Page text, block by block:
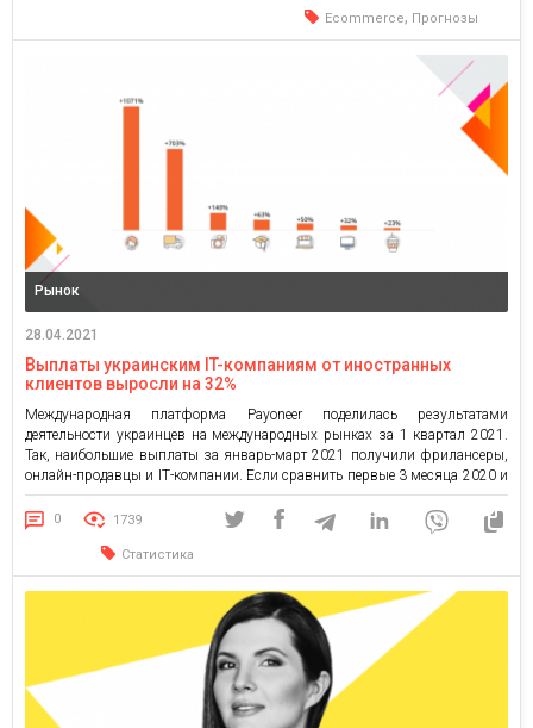
Ecommerce, Прогнозы
Рынок
28.04.2021
Выплаты украинским IT-компаниям от иностранных
клиентов выросли на 32%
Международная платформа Payoneer поделилась результатами
деятельности украинцев на международных рынках за 1 квартал 2021.
Так, наибольшие выплаты за январь-март 2021 получили фрилансеры,
онлайн-продавцы и IТ-компании. Если сравнить первые 3 месяца 2020 и
2021 годов, то зачисления стримерам выросли почти в 12 раз.
Транспортные компании получили на 703% больше выплат, креаторы на
социальных платформах — на […]
0 1739
Статистика